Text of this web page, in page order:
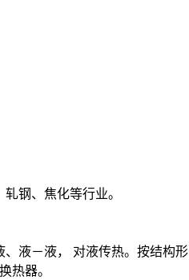
钢、焦化等行业。
液－液， 对液传热。按结构形
热器。